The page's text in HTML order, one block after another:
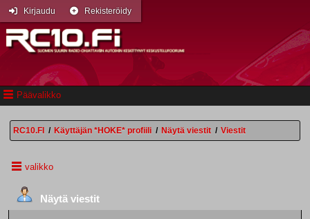
Päävalikko
Kirjaudu Rekisteröidy
RC10.FI / Käyttäjän *HOKE* profiili / Näytä viestit / Viestit
valikko
Näytä viestit